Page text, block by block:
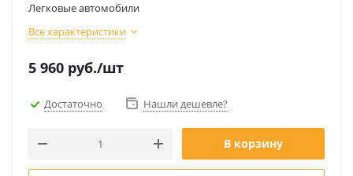
Легковые автомобили
Все характеристики
5 960 руб./шт
Достаточно Нашли дешевле?
В корзину